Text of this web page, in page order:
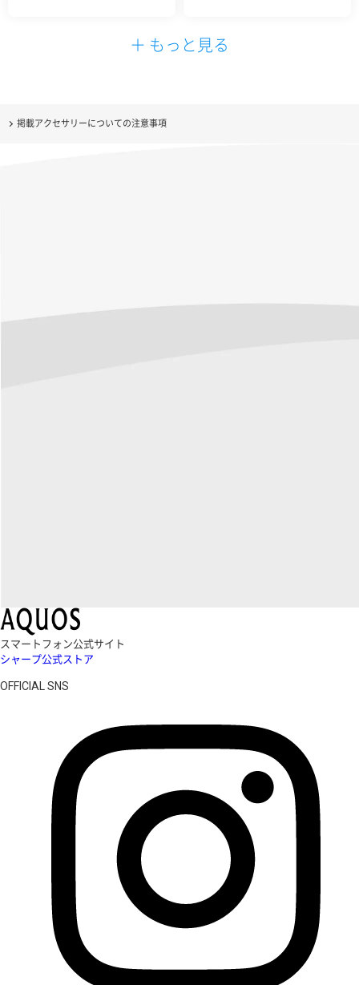
＋ もっと見る
掲載アクセサリーについての注意事項
スマートフォン公式サイト
シャープ公式ストア
OFFICIAL SNS